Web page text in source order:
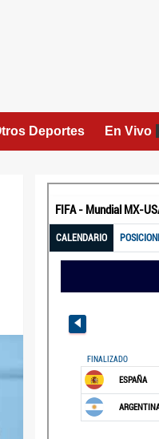
Deportes En Vivo